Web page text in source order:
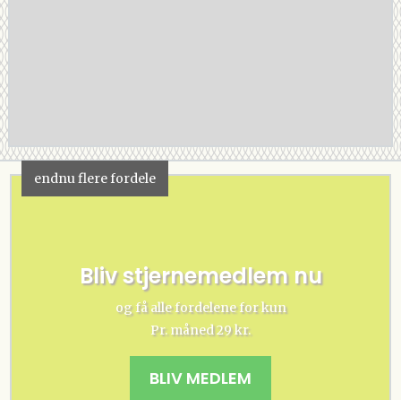
endnu flere fordele
Bliv stjernemedlem nu
og få alle fordelene for kun
Pr. måned 29 kr.
BLIV MEDLEM